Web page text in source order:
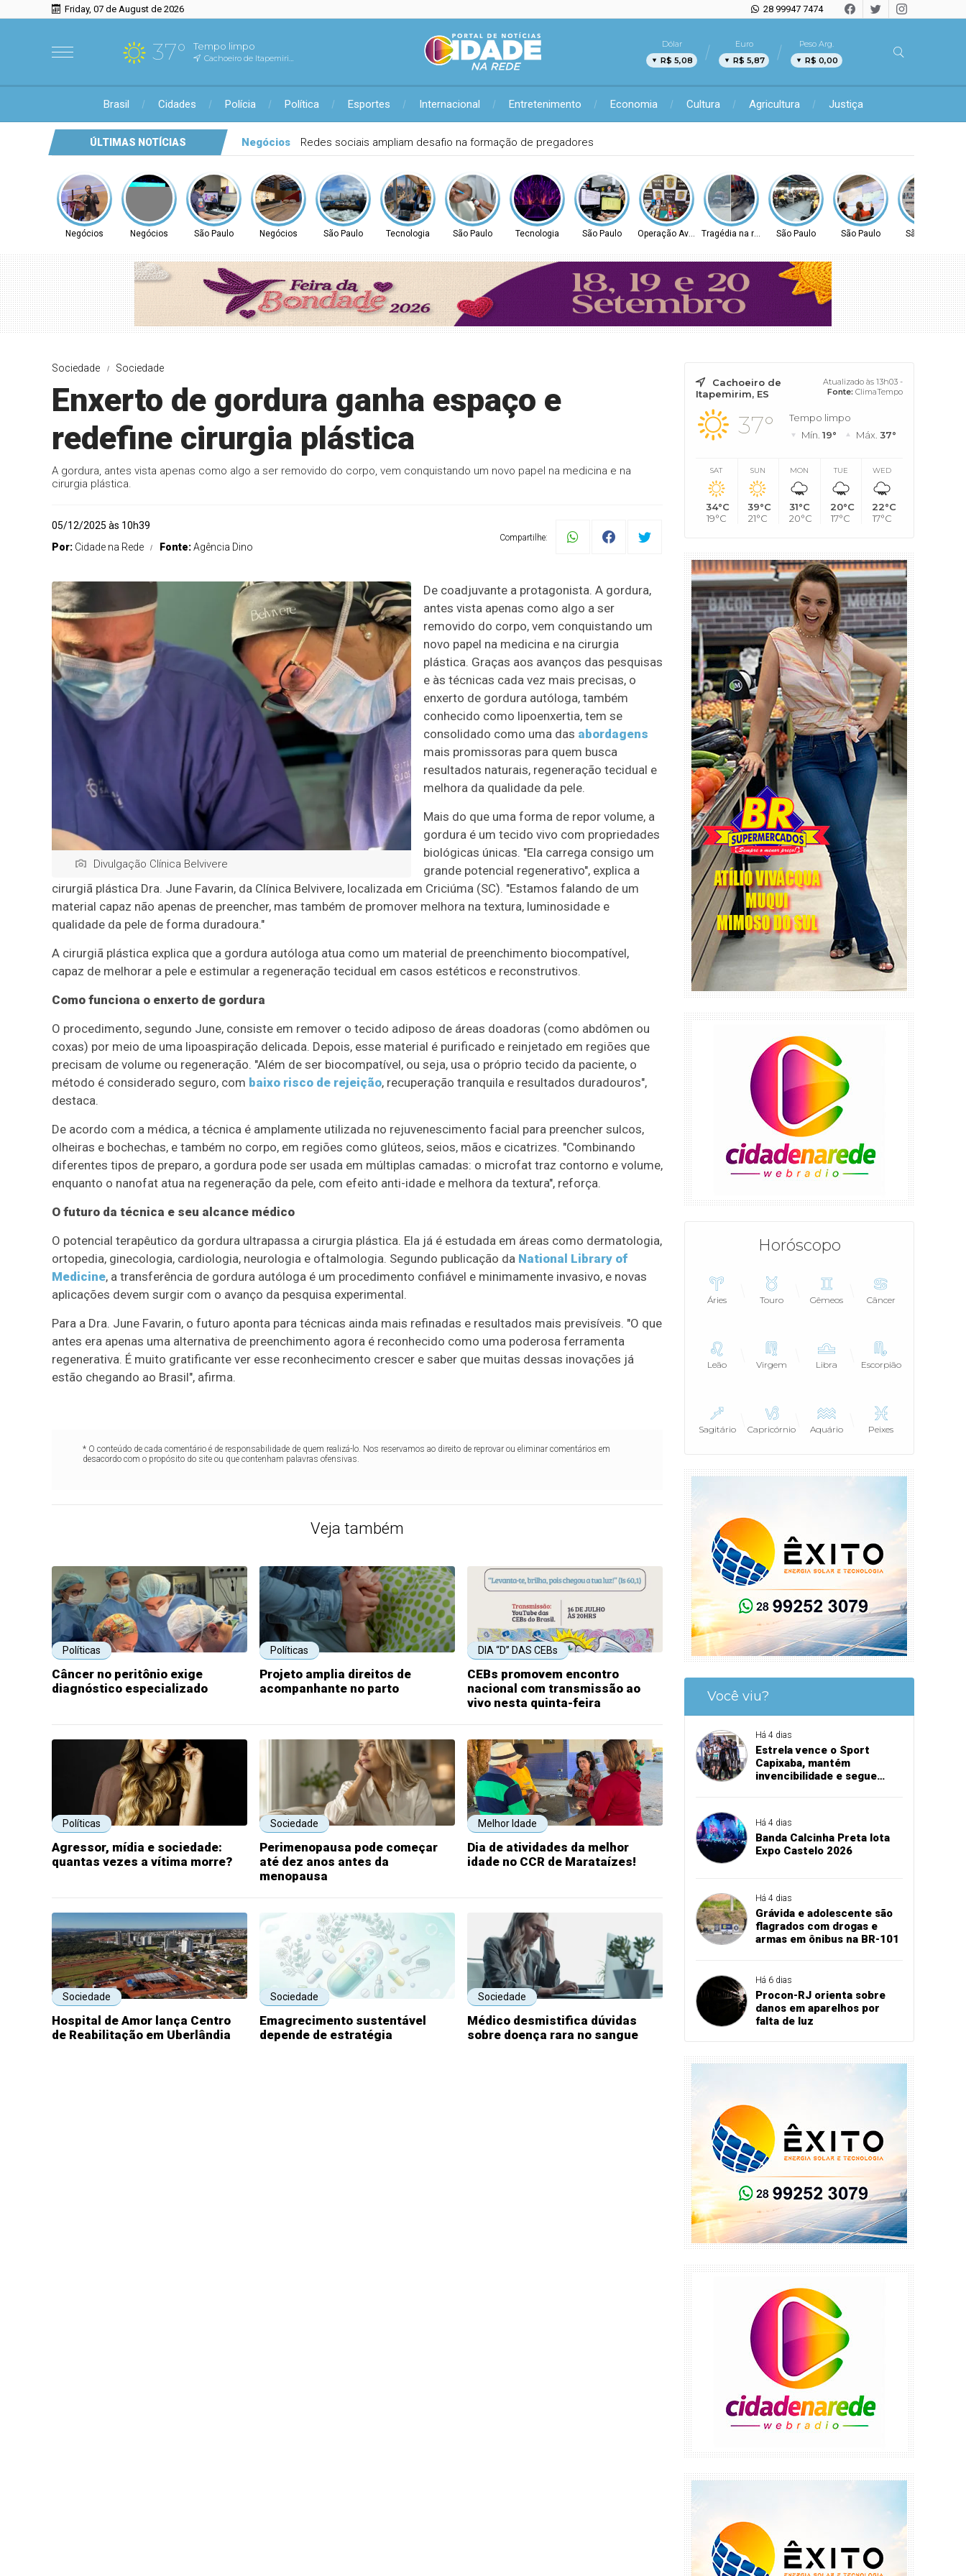
Friday, 07 de August de 2026 28 99947 7474
37° Tempo limpo
Cachoeiro de Itapemirim, ES
Dólar
R$ 5,08
Euro
R$ 5,87
Peso Arg.
R$ 0,00
Brasil Cidades Polícia Política Esportes Internacional Entretenimento Economia Cultura Agricultura Justiça
ÚLTIMAS NOTÍCIAS
Negócios Aproaço destaca força do setor do aço em noite de premiação
Negócios Negócios São Paulo Negócios São Paulo Tecnologia São Paulo Tecnologia São Paulo Operação AvaritiaTragédia na rodoviaSão Paulo São Paulo São Paulo
Sociedade Sociedade
Enxerto de gordura ganha espaço e
redefine cirurgia plástica
A gordura, antes vista apenas como algo a ser removido do corpo, vem conquistando um novo papel na medicina e na
cirurgia plástica.
05/12/2025 às 10h39
Por: Cidade na Rede Fonte:Agência Dino
Compartilhe:
Divulgação Clínica Belvivere
De coadjuvante a protagonista. A gordura,
antes vista apenas como algo a ser
removido do corpo, vem conquistando um
novo papel na medicina e na cirurgia
plástica. Graças aos avanços das pesquisas
e às técnicas cada vez mais precisas, o
enxerto de gordura autóloga, também
conhecido como lipoenxertia, tem se
consolidado como uma das abordagens
mais promissoras para quem busca
resultados naturais, regeneração tecidual e
melhora da qualidade da pele.
Mais do que uma forma de repor volume, a
gordura é um tecido vivo com propriedades
biológicas únicas. "Ela carrega consigo um
grande potencial regenerativo", explica a
cirurgiã plástica Dra. June Favarin, da Clínica Belvivere, localizada em Criciúma (SC). "Estamos falando de um
material capaz não apenas de preencher, mas também de promover melhora na textura, luminosidade e
qualidade da pele de forma duradoura."
A cirurgiã plástica explica que a gordura autóloga atua como um material de preenchimento biocompatível,
capaz de melhorar a pele e estimular a regeneração tecidual em casos estéticos e reconstrutivos.
Como funciona o enxerto de gordura
O procedimento, segundo June, consiste em remover o tecido adiposo de áreas doadoras (como abdômen ou
coxas) por meio de uma lipoaspiração delicada. Depois, esse material é purificado e reinjetado em regiões que
precisam de volume ou regeneração. "Além de ser biocompatível, ou seja, usa o próprio tecido da paciente, o
método é considerado seguro, com baixo risco de rejeição, recuperação tranquila e resultados duradouros",
destaca.
De acordo com a médica, a técnica é amplamente utilizada no rejuvenescimento facial para preencher sulcos,
olheiras e bochechas, e também no corpo, em regiões como glúteos, seios, mãos e cicatrizes. "Combinando
diferentes tipos de preparo, a gordura pode ser usada em múltiplas camadas: o microfat traz contorno e volume,
enquanto o nanofat atua na regeneração da pele, com efeito anti-idade e melhora da textura", reforça.
O futuro da técnica e seu alcance médico
O potencial terapêutico da gordura ultrapassa a cirurgia plástica. Ela já é estudada em áreas como dermatologia,
ortopedia, ginecologia, cardiologia, neurologia e oftalmologia. Segundo publicação da National Library of
Medicine, a transferência de gordura autóloga é um procedimento confiável e minimamente invasivo, e novas
aplicações devem surgir com o avanço da pesquisa experimental.
Para a Dra. June Favarin, o futuro aponta para técnicas ainda mais refinadas e resultados mais previsíveis. "O que
antes era apenas uma alternativa de preenchimento agora é reconhecido como uma poderosa ferramenta
regenerativa. É muito gratificante ver esse reconhecimento crescer e saber que muitas dessas inovações já
estão chegando ao Brasil", afirma.
* O conteúdo de cada comentário é de responsabilidade de quem realizá-lo. Nos reservamos ao direito de reprovar ou eliminar comentários em
desacordo com o propósito do site ou que contenham palavras ofensivas.
Veja também
Políticas
Câncer no peritônio exige
diagnóstico especializado
Políticas
Projeto amplia direitos de
acompanhante no parto
DIA “D” DAS CEBs
CEBs promovem encontro
nacional com transmissão ao
vivo nesta quinta-feira
Políticas
Agressor, mídia e sociedade:
quantas vezes a vítima morre?
Sociedade
Perimenopausa pode começar
até dez anos antes da
menopausa
Melhor Idade
Dia de atividades da melhor
idade no CCR de Marataízes!
Sociedade
Hospital de Amor lança Centro
de Reabilitação em Uberlândia
Sociedade
Emagrecimento sustentável
depende de estratégia
Sociedade
Médico desmistifica dúvidas
sobre doença rara no sangue
Cachoeiro de
Itapemirim, ES
Atualizado às 13h03 -
Fonte: ClimaTempo
37°
Tempo limpo
Mín. 19° Máx. 37°
SAT
34°C
19°C
SUN
39°C
21°C
MON
31°C
20°C
TUE
20°C
17°C
WED
22°C
17°C
Horóscopo
Áries Touro Gêmeos Câncer
Leão Virgem Libra Escorpião
Sagitário Capricórnio Aquário Peixes
Você viu?
Há 4 dias
Estrela vence o Sport
Capixaba, mantém
invencibilidade e segue
Há 4 dias
Banda Calcinha Preta lota
Expo Castelo 2026
Há 4 dias
Grávida e adolescente são
flagrados com drogas e
armas em ônibus na BR-101
Há 6 dias
Procon-RJ orienta sobre
danos em aparelhos por
falta de luz